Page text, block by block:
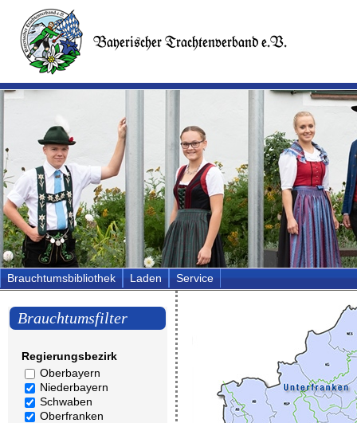
Brauchtumsbibliothek Laden Service
Brauchtumsfilter
Regierungsbezirk
Oberbayern
Niederbayern
Schwaben
Oberfranken